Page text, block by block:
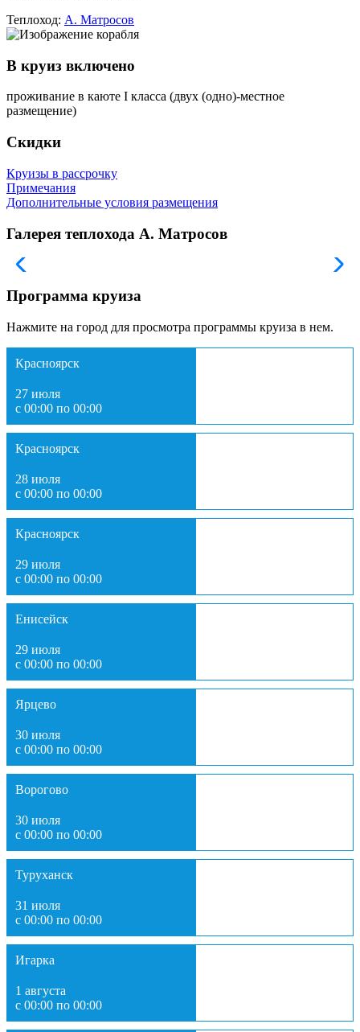
Теплоход: А. Матросов
В круиз включено
проживание в каюте I класса (двух (одно)-местное
размещение)
Скидки
Круизы в рассрочку
Примечания
Дополнительные условия размещения
Галерея теплохода А. Матросов
Программа круиза
Нажмите на город для просмотра программы круиза в нем.
Красноярск
27 июля
с 00:00 по 00:00
Красноярск
28 июля
с 00:00 по 00:00
Красноярск
29 июля
с 00:00 по 00:00
Енисейск
29 июля
с 00:00 по 00:00
Ярцево
30 июля
с 00:00 по 00:00
Ворогово
30 июля
с 00:00 по 00:00
Туруханск
31 июля
с 00:00 по 00:00
Игарка
1 августа
с 00:00 по 00:00